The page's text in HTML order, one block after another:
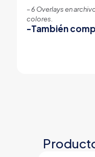
– 6 Overlays en
colores.
-También